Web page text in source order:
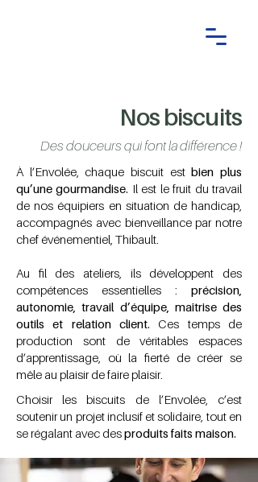
Nos biscuits
Des douceurs qui font la différence !
À l’Envolée, chaque biscuit estbien plus
qu’une gourmandise. Il est le fruit du travail
de nos équipiers en situation de handicap,
accompagnés avec bienveillance par notre
chef événementiel, Thibault.
Au fil des ateliers, ils développent des
compétences essentielles : précision,
autonomie, travail d’équipe, maîtrise des
outils et relation client. Ces temps de
production sont de véritables espaces
d’apprentissage, où la fierté de créer se
mêle au plaisir de faire plaisir.
Choisir les biscuits de l’Envolée, c’est
soutenir un projet inclusif et solidaire, tout en
se régalant avec desproduits faits maison.